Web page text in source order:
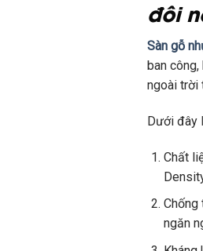
đôi
Sàn gỗ
ban
ngoài trời
Dưới đây
Chất
Chống
ngăn